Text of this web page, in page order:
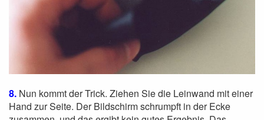
8. Nun kommt der Trick. Ziehen Sie die Leinwand mit einer
Hand zur Seite. Der Bildschirm schrumpft in der Ecke